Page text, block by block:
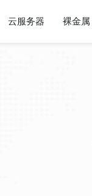
云服务器 裸金属